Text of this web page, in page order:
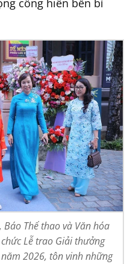
cống hiến bền bỉ
Thể thao và Văn hóa
Lễ trao Giải thưởng
2026, tôn vinh những